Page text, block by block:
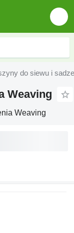
do siewu i
Weaving
Weaving